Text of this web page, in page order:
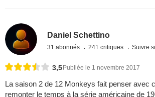
Daniel Schettino
31 abonnés 241 critiques Suivre
3,5 Publiée le 1 novembre 2017
La saison 2 de 12 Monkeys fait penser avec
remonter le temps à la série américaine de